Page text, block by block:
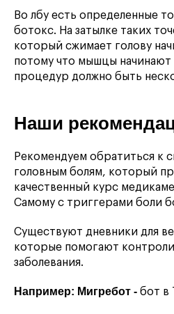
Во лбу есть определенные
ботокс. На затылке таких
который сжимает голову
потому что мышцы начинают
процедур должно быть
Наши
Рекомендуем обратиться к
головным болям, который
качественный курс
Самому с триггерами боли
Существуют дневники для
которые помогают
заболевания.
Например: Мигребот - бот в